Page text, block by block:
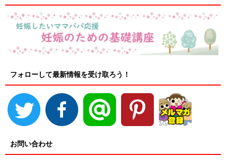
フォローして最新情報を受け取ろう！
お問い合わせ